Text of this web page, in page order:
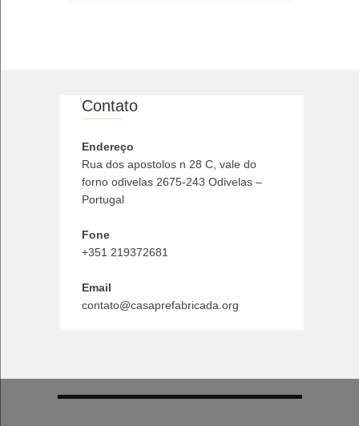
Contato
Endereço
Rua dos apostolos n 28 C, vale do
forno odivelas 2675-243 Odivelas –
Portugal
Fone
+351 219372681
Email
contato@casaprefabricada.org